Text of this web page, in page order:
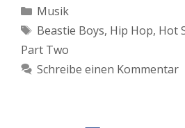
Kategorien
Musik
Schlagwörter
Beastie Boys, Hip Hop, Hot
Part Two
Schreibe einen Kommentar